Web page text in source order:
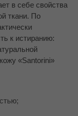
в себе свойства
ткани. По
к истиранию:
«Santorini»